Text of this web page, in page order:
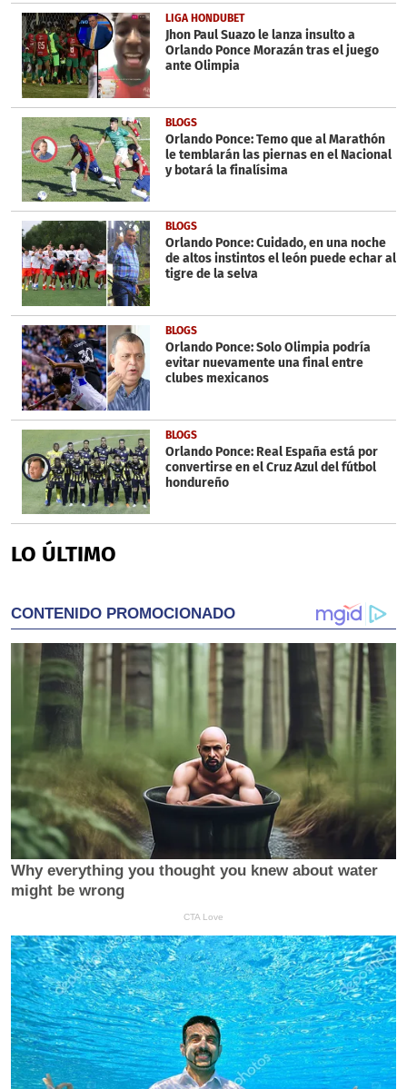
LIGA HONDUBET
Jhon Paul Suazo le lanza insulto a
Orlando Ponce Morazán tras el juego
ante Olimpia
BLOGS
Orlando Ponce: Temo que al Marathón
le temblarán las piernas en el Nacional
y botará la finalísima
BLOGS
Orlando Ponce: Cuidado, en una noche
de altos instintos el león puede echar al
tigre de la selva
BLOGS
Orlando Ponce: Solo Olimpia podría
evitar nuevamente una final entre
clubes mexicanos
BLOGS
Orlando Ponce: Real España está por
convertirse en el Cruz Azul del fútbol
hondureño
LO ÚLTIMO